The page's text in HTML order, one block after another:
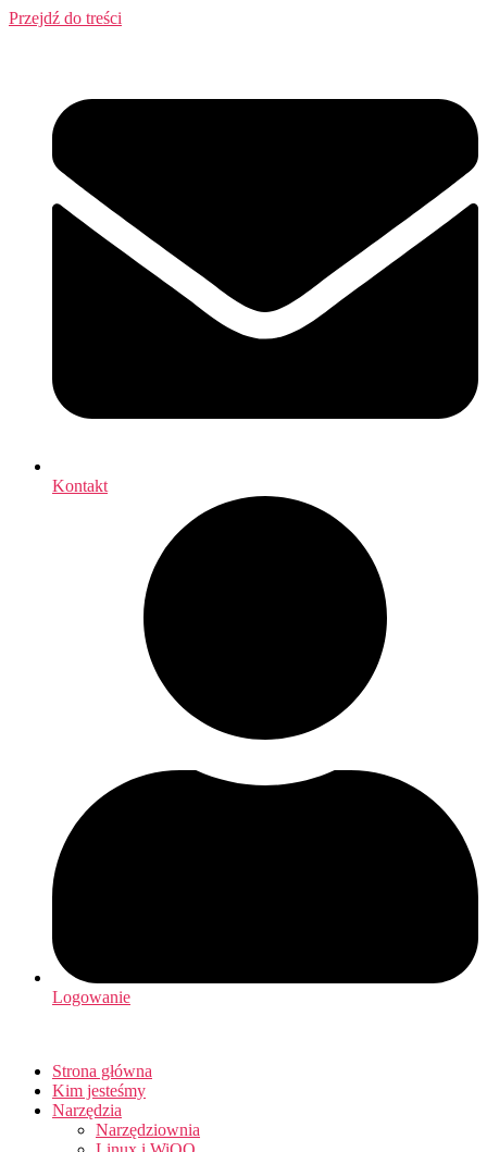
Przejdź do treści
Kontakt
Logowanie
Strona główna
Kim jesteśmy
Narzędzia
Narzędziownia